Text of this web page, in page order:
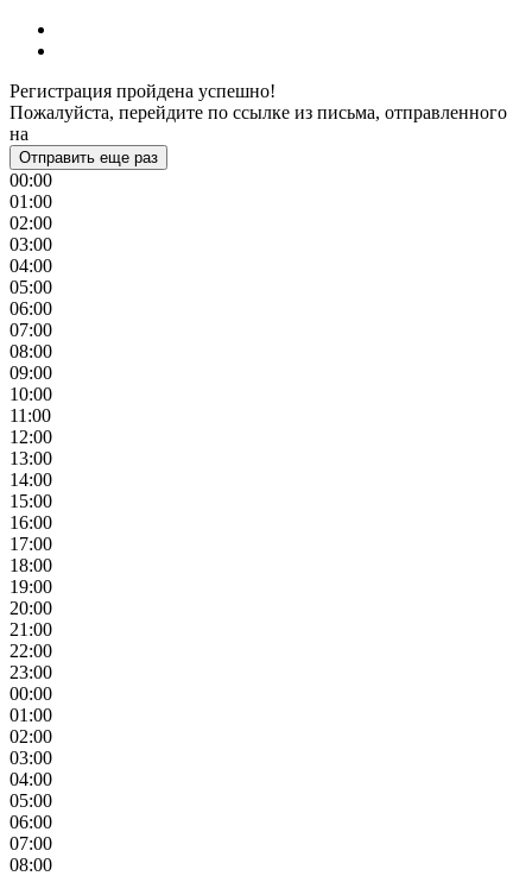
Регистрация пройдена успешно!
Пожалуйста, перейдите по ссылке из письма, отправленного
на
Отправить еще раз
00:00
01:00
02:00
03:00
04:00
05:00
06:00
07:00
08:00
09:00
10:00
11:00
12:00
13:00
14:00
15:00
16:00
17:00
18:00
19:00
20:00
21:00
22:00
23:00
00:00
01:00
02:00
03:00
04:00
05:00
06:00
07:00
08:00